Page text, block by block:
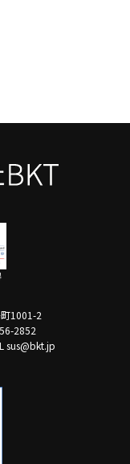
1001-2
2852
sus@bkt.jp